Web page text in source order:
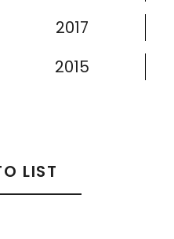
2017
2015
LIST